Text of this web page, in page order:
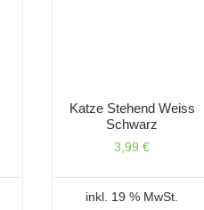
Katze Stehend Weiss
Schwarz
3,99€
inkl. 19 % MwSt.